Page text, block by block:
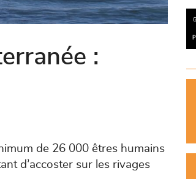
:
de 26 000 êtres humains
d’accoster sur les rivages